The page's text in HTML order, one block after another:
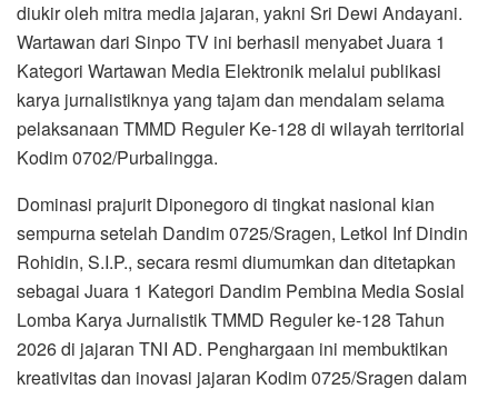
diukir oleh mitra media jajaran, yakni Sri Dewi Andayani.
Wartawan dari Sinpo TV ini berhasil menyabet Juara 1
Kategori Wartawan Media Elektronik melalui publikasi
karya jurnalistiknya yang tajam dan mendalam selama
pelaksanaan TMMD Reguler Ke-128 di wilayah territorial
Kodim 0702/Purbalingga.
Dominasi prajurit Diponegoro di tingkat nasional kian
sempurna setelah Dandim 0725/Sragen, Letkol Inf Dindin
Rohidin, S.I.P., secara resmi diumumkan dan ditetapkan
sebagai Juara 1 Kategori Dandim Pembina Media Sosial
Lomba Karya Jurnalistik TMMD Reguler ke-128 Tahun
2026 di jajaran TNI AD. Penghargaan ini membuktikan
kreativitas dan inovasi jajaran Kodim 0725/Sragen dalam